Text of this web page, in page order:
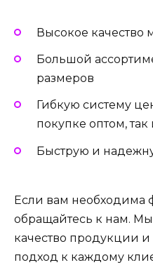
Высокое качество
Большой
размеров
Гибкую систему
покупке оптом,
Быструю и
Если вам необходима
обращайтесь к нам.
качество продукции
подход к каждому